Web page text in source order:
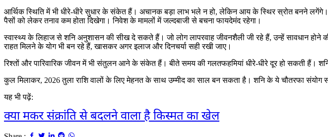
आर्थिक स्थिति में भी धीरे-धीरे सुधार के संकेत हैं। अचानक बड़ा लाभ भले न हो, लेकिन आय के स्थिर स्रोत बनने
पैसों को लेकर तनाव कम होता दिखेगा। निवेश के मामलों में जल्दबाजी से बचना फायदेमंद रहेगा।
स्वास्थ्य के लिहाज से शनि अनुशासन की सीख दे सकते हैं। जो लोग लापरवाह जीवनशैली जी रहे हैं, उन्हें सावधान होने
राहत मिलने के योग भी बन रहे हैं, खासकर अगर इलाज और दिनचर्या सही रखी जाए।
रिश्तों और पारिवारिक जीवन में भी संतुलन आने के संकेत हैं। बीते समय की गलतफहमियां धीरे-धीरे दूर हो सकती हैं।
कुल मिलाकर, 2026 तुला राशि वालों के लिए मेहनत के साथ उम्मीद का साल बन सकता है। शनि के ये चौतरफा
यह भी पढ़ें:
क्या मकर संक्रांति से बदलने वाला है किस्मत का खेल